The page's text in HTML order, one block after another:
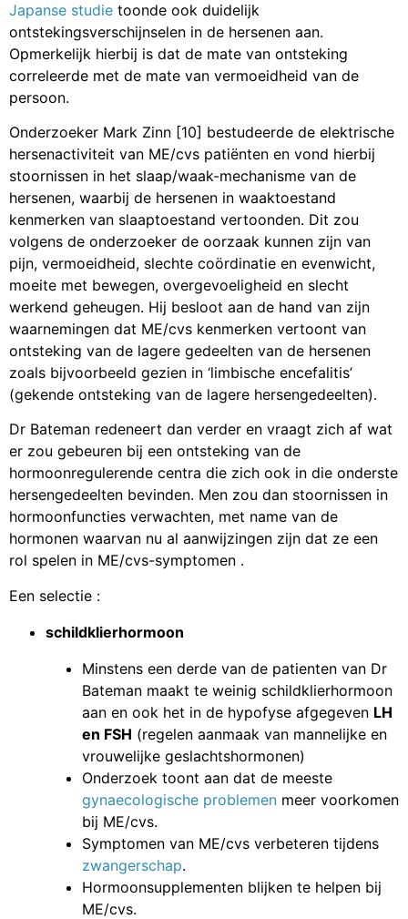
Japanse studie toonde ook duidelijk
ontstekingsverschijnselen in de hersenen aan.
Opmerkelijk hierbij is dat de mate van ontsteking
correleerde met de mate van vermoeidheid van de
persoon.
Onderzoeker Mark Zinn [10] bestudeerde de elektrische
hersenactiviteit van ME/cvs patiënten en vond hierbij
stoornissen in het slaap/waak-mechanisme van de
hersenen, waarbij de hersenen in waaktoestand
kenmerken van slaaptoestand vertoonden. Dit zou
volgens de onderzoeker de oorzaak kunnen zijn van
pijn, vermoeidheid, slechte coördinatie en evenwicht,
moeite met bewegen, overgevoeligheid en slecht
werkend geheugen. Hij besloot aan de hand van zijn
waarnemingen dat ME/cvs kenmerken vertoont van
ontsteking van de lagere gedeelten van de hersenen
zoals bijvoorbeeld gezien in ‘limbische encefalitis’
(gekende ontsteking van de lagere hersengedeelten).
Dr Bateman redeneert dan verder en vraagt zich af wat
er zou gebeuren bij een ontsteking van de
hormoonregulerende centra die zich ook in die onderste
hersengedeelten bevinden. Men zou dan stoornissen in
hormoonfuncties verwachten, met name van de
hormonen waarvan nu al aanwijzingen zijn dat ze een
rol spelen in ME/cvs-symptomen .
Een selectie :
schildklierhormoon
Minstens een derde van de patienten van Dr
Bateman maakt te weinig schildklierhormoon
aan en ook het in de hypofyse afgegeven LH
en FSH (regelen aanmaak van mannelijke en
vrouwelijke geslachtshormonen)
Onderzoek toont aan dat de meeste
gynaecologische problemen meer voorkomen
bij ME/cvs.
Symptomen van ME/cvs verbeteren tijdens
zwangerschap.
Hormoonsupplementen blijken te helpen bij
ME/cvs.